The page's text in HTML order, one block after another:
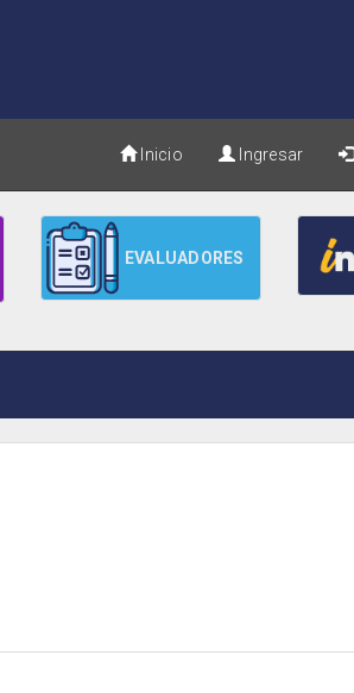
Inicio Ingresar
EVALUADORES